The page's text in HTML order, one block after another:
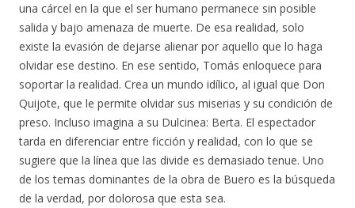
una cárcel en la que el ser humano permanece sin posible
salida y bajo amenaza de muerte. De esa realidad, solo
existe la evasión de dejarse alienar por aquello que lo haga
olvidar ese destino. En ese sentido, Tomás enloquece para
soportar la realidad. Crea un mundo idílico, al igual que Don
Quijote, que le permite olvidar sus miserias y su condición de
preso. Incluso imagina a su Dulcinea: Berta. El espectador
tarda en diferenciar entre ficción y realidad, con lo que se
sugiere que la línea que las divide es demasiado tenue. Uno
de los temas dominantes de la obra de Buero es la búsqueda
de la verdad, por dolorosa que esta sea.